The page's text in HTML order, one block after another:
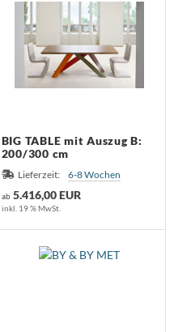
BIG TABLE mit Auszug B:
200/300 cm
Lieferzeit: 6-8 Wochen
ab 5.416,00 EUR
inkl. 19 % MwSt.